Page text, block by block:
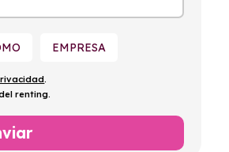
EMPRESA
.
renting.